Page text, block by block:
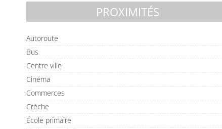
PROXIMITÉS
Autoroute
Bus
Centre ville
Cinéma
Commerces
Crèche
École primaire